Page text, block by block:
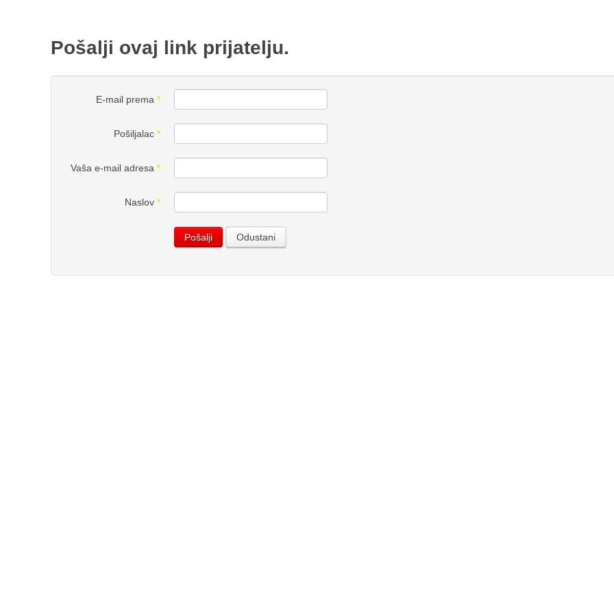
Pošalji ovaj link prijatelju.
E-mail prema *
Pošiljalac *
Vaša e-mail adresa *
Naslov *
Pošalji Odustani